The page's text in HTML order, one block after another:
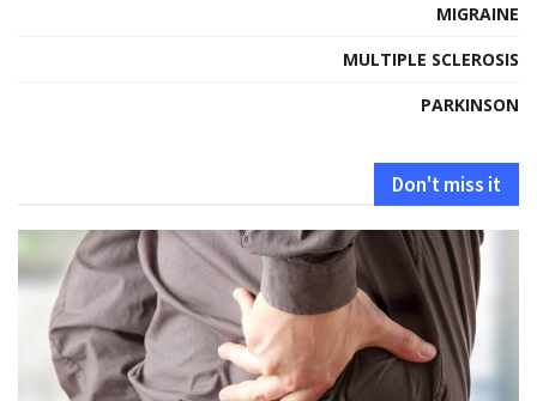
MIGRAINE
MULTIPLE SCLEROSIS
PARKINSON
Don't miss it